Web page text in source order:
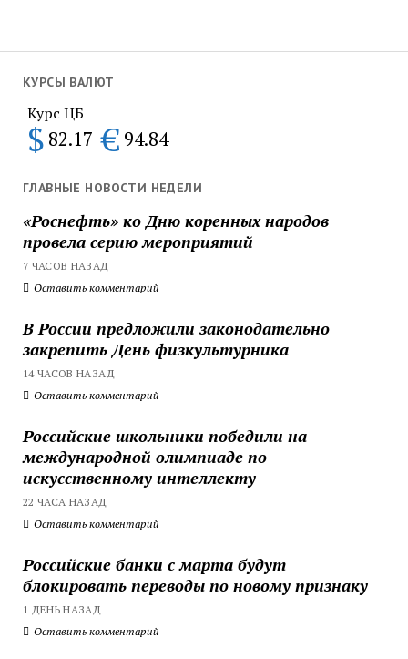
КУРСЫ ВАЛЮТ
Курс ЦБ
$ 82.17 € 94.84
ГЛАВНЫЕ НОВОСТИ НЕДЕЛИ
«Роснефть» ко Дню коренных народов
провела серию мероприятий
7 ЧАСОВ НАЗАД
Оставить комментарий
В России предложили законодательно
закрепить День физкультурника
14 ЧАСОВ НАЗАД
Оставить комментарий
Российские школьники победили на
международной олимпиаде по
искусственному интеллекту
22 ЧАСА НАЗАД
Оставить комментарий
Российские банки с марта будут
блокировать переводы по новому признаку
1 ДЕНЬ НАЗАД
Оставить комментарий